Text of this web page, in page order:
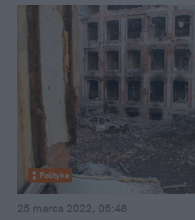
Polityka
25 marca 2022, 05:48